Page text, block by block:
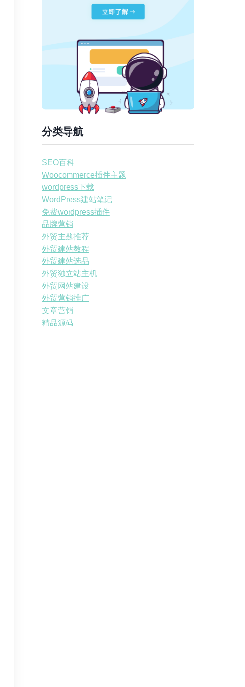
分类导航
SEO百科
Woocommerce插件主题
wordpress下载
WordPress建站笔记
免费wordpress插件
品牌营销
外贸主题推荐
外贸建站教程
外贸建站选品
外贸独立站主机
外贸网站建设
外贸营销推广
文章营销
精品源码